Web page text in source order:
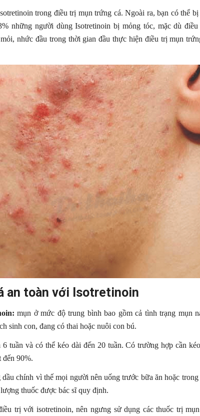
trong điều trị mụn trứng cá. Ngoài ra, bạn có thể
những người dùng Isotretinoin bị mỏng tóc, mặc dù điều
nhức đầu trong thời gian đầu thực hiện điều trị mụn
an toàn với Isotretinoin
mụn ở mức độ trung bình bao gồm cả tình trạng mụn
sinh con, đang có thai hoặc nuôi con bú.
tuần và có thể kéo dài đến 20 tuần. Có trường hợp cần
đến 90%.
dầu chính vì thế mọi người nên uống trước bữa ăn hoặc trong
thuốc được bác sĩ quy định.
trị với isotretinoin, nên ngưng sử dụng các thuốc trị